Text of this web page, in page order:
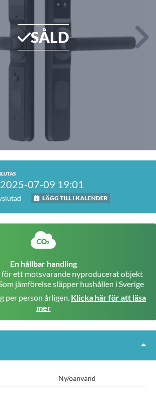
SÅLD
07-09 19:01
LÄGG TILL I KALENDER
En hållbar handling
ett motsvarande nyproducerat objekt
jämförelse släpper hushållen i Sverige
per person årligen. Klicka här för att läsa
mer
Ny/oanvänd